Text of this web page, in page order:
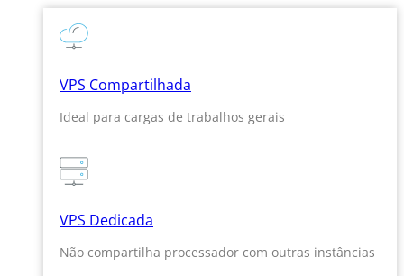
VPS Compartilhada
Ideal para cargas de trabalhos gerais
VPS Dedicada
Não compartilha processador com outras instâncias